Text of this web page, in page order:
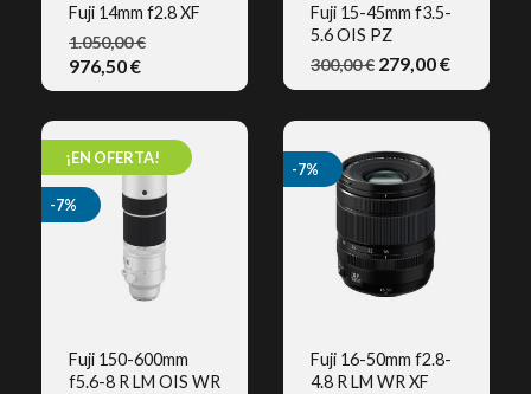
VISTA RÁPIDA
Fuji 14mm f2.8 XF
1.050,00 €
976,50 €
Fuji 15-45mm f3.5-
5.6 OIS PZ
300,00 € 279,00 €
Fuji 150-600mm
f5.6-8 R LM OIS WR
¡EN OFERTA!
-7%
Fuji 16-50mm f2.8-
4.8 R LM WR XF
-7%